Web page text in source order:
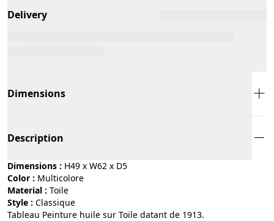
Delivery
Dimensions
Description
Dimensions : H49 x W62 x D5
Color :
multicolore
Material :
toile
Style :
classique
Tableau Peinture huile sur Toile datant de 1913.